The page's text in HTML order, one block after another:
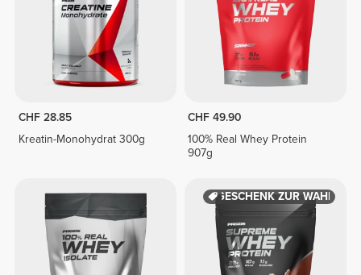
CHF 28.85
Kreatin-Monohydrat 300g
CHF 49.90
100% Real Whey Protein
907g
GESCHENK ZUR WAHL